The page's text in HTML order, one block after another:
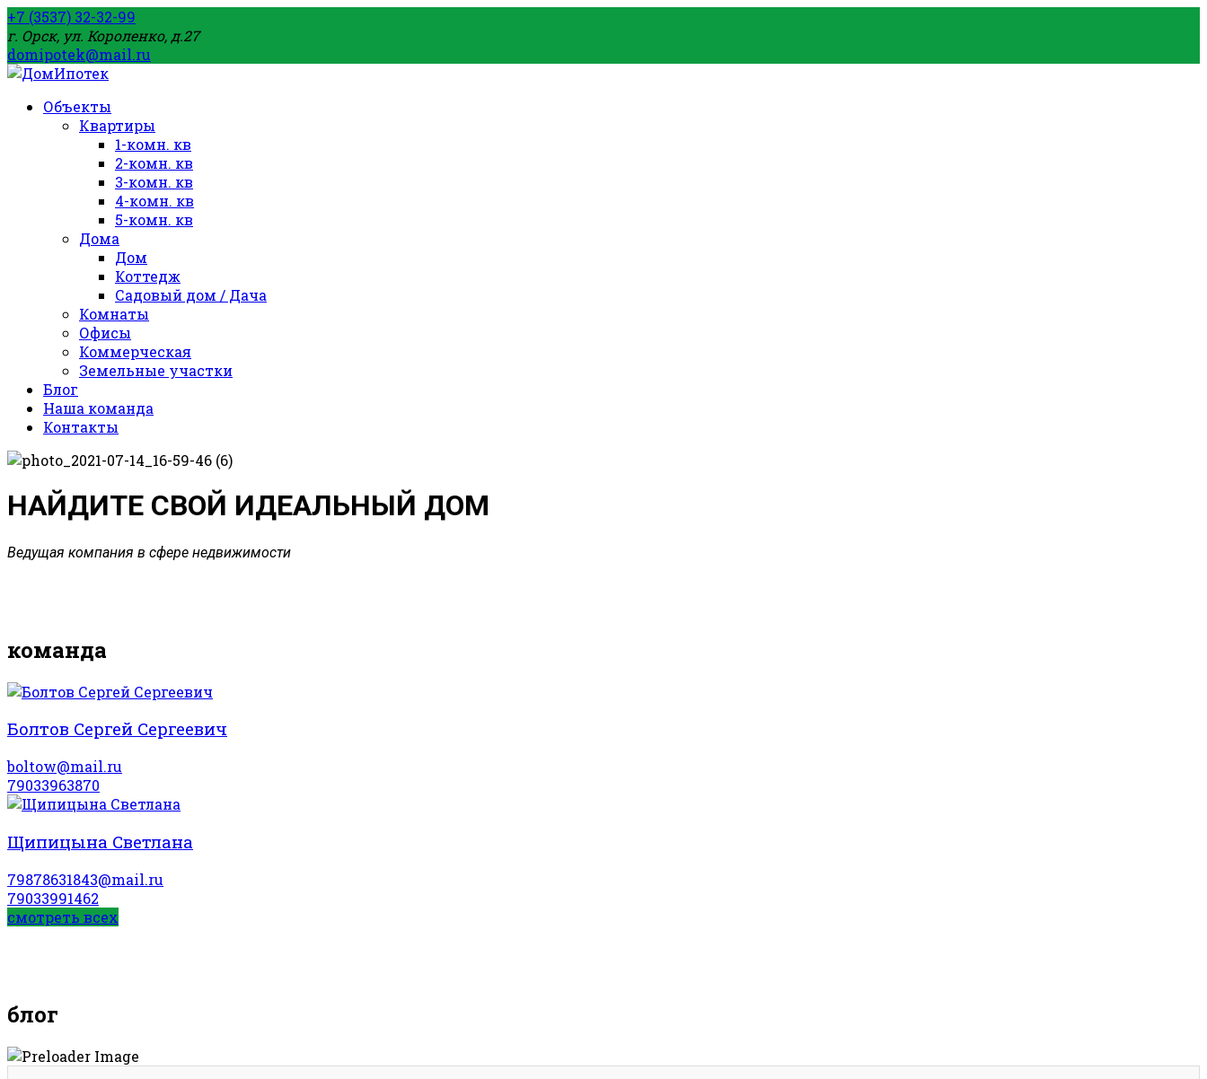
+7 (3537) 32-32-99
г. Орск, ул. Короленко, д.27
domipotek@mail.ru
Объекты
Квартиры
1-комн. кв
2-комн. кв
3-комн. кв
4-комн. кв
5-комн. кв
Дома
Дом
Коттедж
Садовый дом / Дача
Комнаты
Офисы
Коммерческая
Земельные участки
Блог
Наша команда
Контакты
НАЙДИТЕ СВОЙ ИДЕАЛЬНЫЙ ДОМ
Ведущая компания в сфере недвижимости
команда
Болтов Сергей Сергеевич
boltow@mail.ru
79033963870
Щипицына Светлана
79878631843@mail.ru
79033991462
смотреть всех
блог